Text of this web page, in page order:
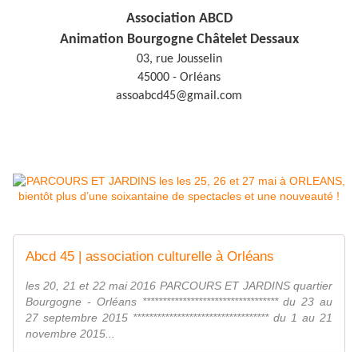
Association ABCD
Animation Bourgogne Châtelet Dessaux
03, rue Jousselin
45000 - Orléans
assoabcd45@gmail.com
Abcd 45 | association culturelle à Orléans
les 20, 21 et 22 mai 2016 PARCOURS ET JARDINS quartier
Bourgogne - Orléans ********************************** du 23 au
27 septembre 2015 ********************************** du 1 au 21
novembre 2015...